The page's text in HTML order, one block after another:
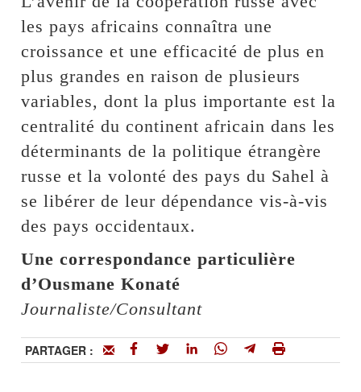
les pays africains connaîtra une
croissance et une efficacité de plus en
plus grandes en raison de plusieurs
variables, dont la plus importante est la
centralité du continent africain dans les
déterminants de la politique étrangère
russe et la volonté des pays du Sahel à
se libérer de leur dépendance vis-à-vis
des pays occidentaux.
Une correspondance particulière
d’Ousmane Konaté
Journaliste/Consultant
PARTAGER :